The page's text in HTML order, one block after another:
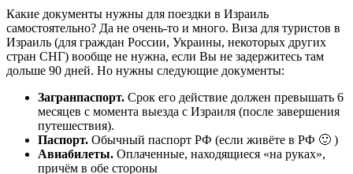
Какие документы нужны для поездки в Израиль
самостоятельно? Да не очень-то и много. Виза для туристов в
Израиль (для граждан России, Украины, некоторых других
стран СНГ) вообще не нужна, если Вы не задержитесь там
дольше 90 дней. Но нужны следующие документы:
Загранпаспорт. Срок его действие должен превышать 6
месяцев с момента выезда с Израиля (после завершения
путешествия).
Паспорт. Обычный паспорт РФ (если живёте в РФ 🙂 )
Авиабилеты. Оплаченные, находящиеся «на руках»,
причём в обе стороны